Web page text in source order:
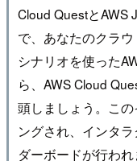
Cloud QuestとAWS
で、あなたのクラ
シナリオを使った
ら、AWS Cloud
頭しましょう。こ
ングされ、インタ
ダーボードが行わ